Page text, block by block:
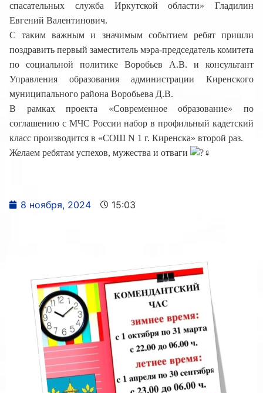
спасательных служба Иркутской области» Гладилин
Евгений Валентинович.
С таким важным и значимым событием ребят пришли
поздравить первый заместитель мэра-председатель комитета
по социальной политике Воробьев А.В. и консультант
Управления образования администрации Киренского
муниципального района Воробьева Д.В.
В рамках проекта «Современное образование» по
соглашению с МЧС России набор в профильный кадетский
класс производится в «СОШ N 1 г. Киренска» второй раз.
Желаем ребятам успехов, мужества и отваги
8 ноября, 2024 15:03